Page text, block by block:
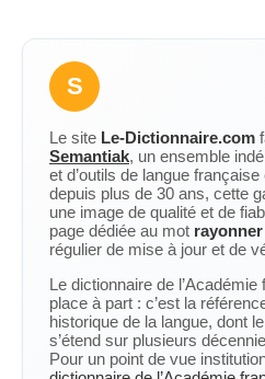
S
Le site Le-Dictionnaire.com
Semantiak, un ensemble
et d’outils de langue
depuis plus de 30 ans, cette
une image de qualité et de
page dédiée au mot rayonner
régulier de mise à jour et de
Le dictionnaire de
place à part : c’est la
historique de la langue, dont
s’étend sur plusieurs
Pour un point de vue